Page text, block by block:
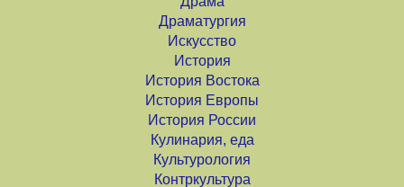
Драматургия
Искусство
История
История Востока
История Европы
История России
Кулинария, еда
Культурология
Контркультура